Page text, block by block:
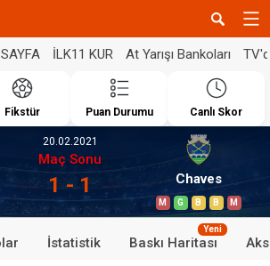
İLK11 KUR At Yarışı Bankoları
Fikstür Puan Durumu Canlı Skor
20.02.2021
Maç Sonu
1 - 1 Chaves
M G B B M
İstatistik Baskı Haritası
Yeni